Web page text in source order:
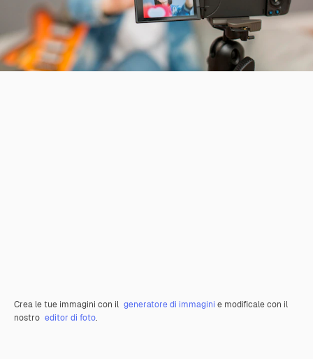
Crea le tue immagini con il generatore di immagini e modificale con il
nostro editor di foto.